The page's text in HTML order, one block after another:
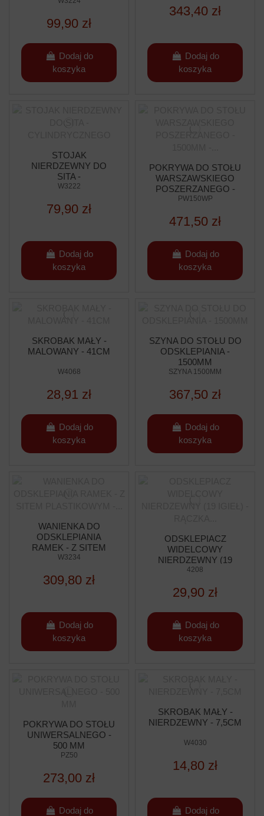
99,90 zł
Dodaj do
koszyka
343,40 zł
Dodaj do
koszyka
STOJAK
NIERDZEWNY DO
SITA -
CYLINDRYCZNEGO
W3222
79,90 zł
Dodaj do
koszyka
POKRYWA DO STOŁU
WARSZAWSKIEGO
POSZERZANEGO -
1500MM -
PW150WP
471,50 zł
Dodaj do
koszyka
SKROBAK MAŁY -
MALOWANY - 41CM
W4068
28,91 zł
Dodaj do
koszyka
SZYNA DO STOŁU DO
ODSKLEPIANIA -
1500MM
SZYNA 1500MM
367,50 zł
Dodaj do
koszyka
WANIENKA DO
ODSKLEPIANIA
RAMEK - Z SITEM
PLASTIKOWYM - WYS.
W3234
309,80 zł
Dodaj do
koszyka
ODSKLEPIACZ
WIDELCOWY
NIERDZEWNY (19
IGIEŁ) - RĄCZKA
PLASTIKOWA
4208
29,90 zł
Dodaj do
koszyka
POKRYWA DO STOŁU
UNIWERSALNEGO -
500 MM
PZ50
273,00 zł
Dodaj do
SKROBAK MAŁY -
NIERDZEWNY - 7,5CM
W4030
14,80 zł
Dodaj do